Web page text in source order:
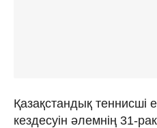
Қазақстандық теннисші
кездесуін әлемнің 31-